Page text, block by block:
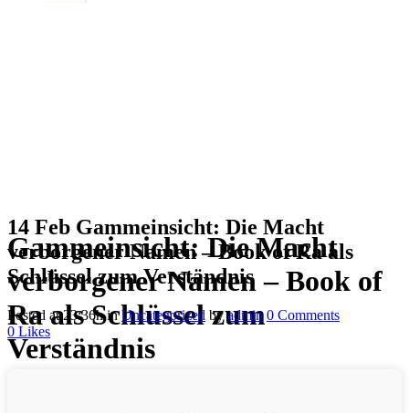
Gammeinsicht: Die Macht
verborgener Namen – Book of
Ra als Schlüssel zum
Verständnis
14 Feb Gammeinsicht: Die Macht
verborgener Namen – Book of Ra als
Schlüssel zum Verständnis
Posted at 23:36hinUncategorized byadmin 0 Comments
0 Likes